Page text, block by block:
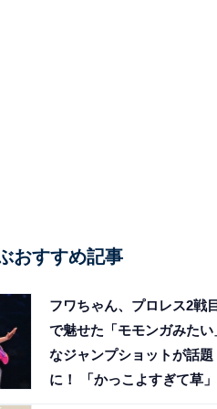
おすすめ記事
フワちゃん、プロレス2戦
で魅せた「モモンガみたい
なジャンプショットが話題
に！ 「かっこよすぎて草」